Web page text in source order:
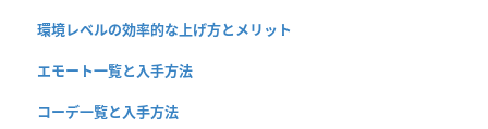
環境レベルの効率的な上げ方とメリット
エモート一覧と入手方法
コーデ一覧と入手方法